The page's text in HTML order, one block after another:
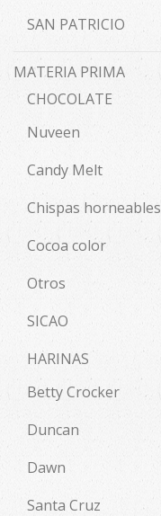
SAN PATRICIO
MATERIA PRIMA
CHOCOLATE
Nuveen
Candy Melt
Chispas horneables
Cocoa color
Otros
SICAO
HARINAS
Betty Crocker
Duncan
Dawn
Santa Cruz